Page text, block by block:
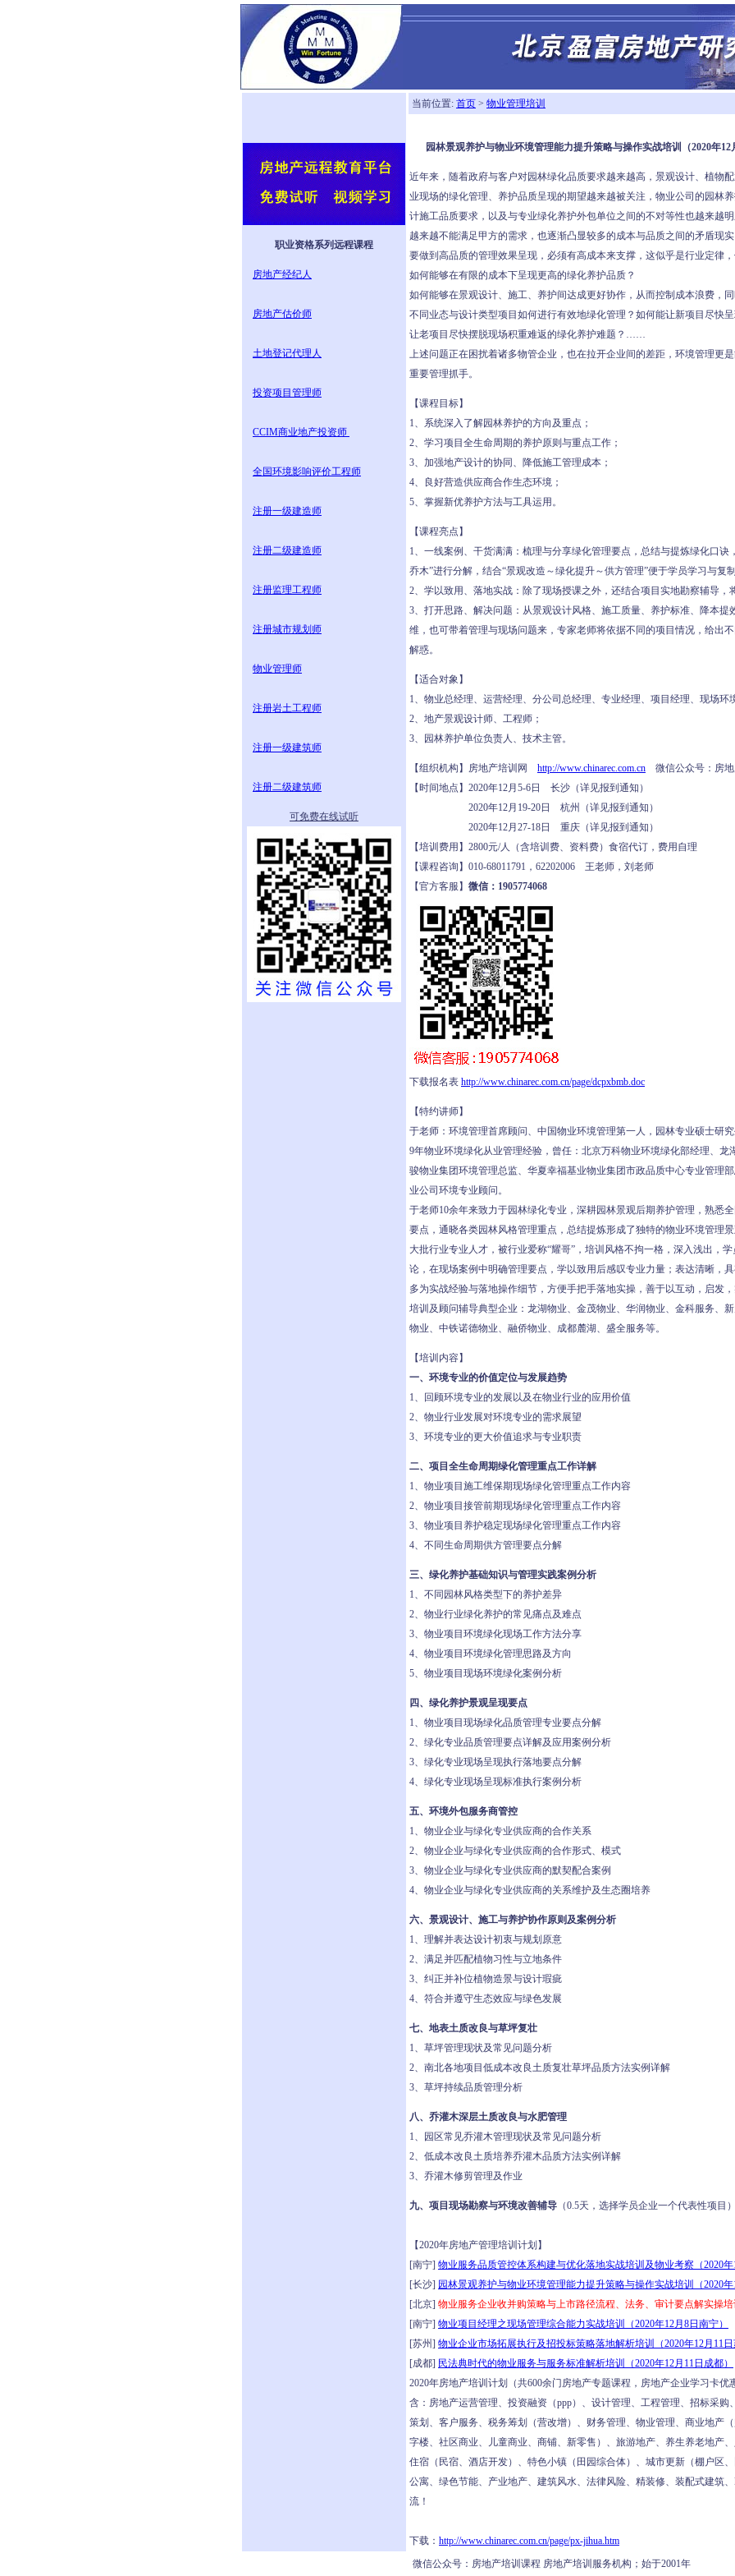
职业资格系列远程课程
房地产经纪人
房地产估价师
土地登记代理人
投资项目管理师
CCIM商业地产投资师
全国环境影响评价工程师
注册一级建造师
注册二级建造师
注册监理工程师
注册城市规划师
物业管理师
注册岩土工程师
注册一级建筑师
注册二级建筑师
可免费在线试听
当前位置: 首页 > 物业管理培训
园林景观养护与物业环境管理能力提升策略与操作实战培训（2020年12
近年来，随着政府与客户对园林绿化品质要求越来越高，景观设计、植物
业现场的绿化管理、养护品质呈现的期望越来越被关注，物业公司的园林
计施工品质要求，以及与专业绿化养护外包单位之间的不对等性也越来越
越来越不能满足甲方的需求，也逐渐凸显较多的成本与品质之间的矛盾现实
要做到高品质的管理效果呈现，必须有高成本来支撑，这似乎是行业定律
如何能够在有限的成本下呈现更高的绿化养护品质？
如何能够在景观设计、施工、养护间达成更好协作，从而控制成本浪费，
不同业态与设计类型项目如何进行有效地绿化管理？如何能让新项目尽快
让老项目尽快摆脱现场积重难返的绿化养护难题？……
上述问题正在困扰着诸多物管企业，也在拉开企业间的差距，环境管理更
重要管理抓手。
【课程目标】
1、系统深入了解园林养护的方向及重点；
2、学习项目全生命周期的养护原则与重点工作；
3、加强地产设计的协同、降低施工管理成本；
4、良好营造供应商合作生态环境；
5、掌握新优养护方法与工具运用。
【课程亮点】
1、一线案例、干货满满：梳理与分享绿化管理要点，总结与提炼绿化口诀
乔木”进行分解，结合“景观改造～绿化提升～供方管理”便于学员学习与复
2、学以致用、落地实战：除了现场授课之外，还结合项目实地勘察辅导，
3、打开思路、解决问题：从景观设计风格、施工质量、养护标准、降本提
维，也可带着管理与现场问题来，专家老师将依据不同的项目情况，给出
解惑。
【适合对象】
1、物业总经理、运营经理、分公司总经理、专业经理、项目经理、现场环
2、地产景观设计师、工程师；
3、园林养护单位负责人、技术主管。
【组织机构】房地产培训网 http://www.chinarec.com.cn 微信公众号：房地
【时间地点】2020年12月5-6日 长沙（详见报到通知）
2020年12月19-20日 杭州（详见报到通知）
2020年12月27-18日 重庆（详见报到通知）
【培训费用】2800元/人（含培训费、资料费）食宿代订，费用自理
【课程咨询】010-68011791，62202006 王老师，刘老师
【官方客服】 微信：1905774068
下载报名表 http://www.chinarec.com.cn/page/dcpxbmb.doc
【特约讲师】
于老师：环境管理首席顾问、中国物业环境管理第一人，园林专业硕士研究
9年物业环境绿化从业管理经验，曾任：北京万科物业环境绿化部经理、龙
骏物业集团环境管理总监、华夏幸福基业物业集团市政品质中心专业管理
业公司环境专业顾问。
于老师10余年来致力于园林绿化专业，深耕园林景观后期养护管理，熟悉
要点，通晓各类园林风格管理重点，总结提炼形成了独特的物业环境管理
大批行业专业人才，被行业爱称“耀哥”，培训风格不拘一格，深入浅出，
论，在现场案例中明确管理要点，学以致用后感叹专业力量；表达清晰，
多为实战经验与落地操作细节，方便手把手落地实操，善于以互动，启发
培训及顾问辅导典型企业：龙湖物业、金茂物业、华润物业、金科服务、
物业、中铁诺德物业、融侨物业、成都麓湖、盛全服务等。
【培训内容】
一、环境专业的价值定位与发展趋势
1、回顾环境专业的发展以及在物业行业的应用价值
2、物业行业发展对环境专业的需求展望
3、环境专业的更大价值追求与专业职责
二、项目全生命周期绿化管理重点工作详解
1、物业项目施工维保期现场绿化管理重点工作内容
2、物业项目接管前期现场绿化管理重点工作内容
3、物业项目养护稳定现场绿化管理重点工作内容
4、不同生命周期供方管理要点分解
三、绿化养护基础知识与管理实践案例分析
1、不同园林风格类型下的养护差异
2、物业行业绿化养护的常见痛点及难点
3、物业项目环境绿化现场工作方法分享
4、物业项目环境绿化管理思路及方向
5、物业项目现场环境绿化案例分析
四、绿化养护景观呈现要点
1、物业项目现场绿化品质管理专业要点分解
2、绿化专业品质管理要点详解及应用案例分析
3、绿化专业现场呈现执行落地要点分解
4、绿化专业现场呈现标准执行案例分析
五、环境外包服务商管控
1、物业企业与绿化专业供应商的合作关系
2、物业企业与绿化专业供应商的合作形式、模式
3、物业企业与绿化专业供应商的默契配合案例
4、物业企业与绿化专业供应商的关系维护及生态圈培养
六、景观设计、施工与养护协作原则及案例分析
1、理解并表达设计初衷与规划原意
2、满足并匹配植物习性与立地条件
3、纠正并补位植物造景与设计瑕疵
4、符合并遵守生态效应与绿色发展
七、地表土质改良与草坪复壮
1、草坪管理现状及常见问题分析
2、南北各地项目低成本改良土质复壮草坪品质方法实例详解
3、草坪持续品质管理分析
八、乔灌木深层土质改良与水肥管理
1、园区常见乔灌木管理现状及常见问题分析
2、低成本改良土质培养乔灌木品质方法实例详解
3、乔灌木修剪管理及作业
九、项目现场勘察与环境改善辅导 （0.5天，选择学员企业一个代表性项目）
【2020年房地产管理培训计划】
[南宁] 物业服务品质管控体系构建与优化落地实战培训及物业考察（2020年
[长沙] 园林景观养护与物业环境管理能力提升策略与操作实战培训（2020年
[北京] 物业服务企业收并购策略与上市路径流程、法务、审计要点解实操培
[南宁] 物业项目经理之现场管理综合能力实战培训（2020年12月8日南宁）
[苏州] 物业企业市场拓展执行及招投标策略落地解析培训（2020年12月11日
[成都] 民法典时代的物业服务与服务标准解析培训（2020年12月11日成都）
2020年房地产培训计划（共600余门房地产专题课程，房地产企业学习卡优
含：房地产运营管理、投资融资（ppp）、设计管理、工程管理、招标采购
策划、客户服务、税务筹划（营改增）、财务管理、物业管理、商业地产
字楼、社区商业、儿童商业、商铺、新零售）、旅游地产、养生养老地产
住宿（民宿、酒店开发）、特色小镇（田园综合体）、城市更新（棚户区
公寓、绿色节能、产业地产、建筑风水、法律风险、精装修、装配式建筑
流！
下载： http://www.chinarec.com.cn/page/px-jihua.htm
微信公众号：房地产培训课程 房地产培训服务机构；始于2001年